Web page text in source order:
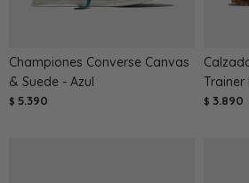
Championes Converse Canvas
& Suede - Azul
$ 5.390
Trainer
$ 3.890